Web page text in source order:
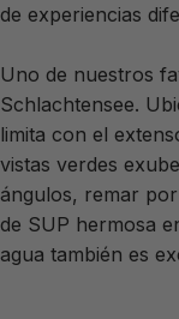
de experiencias
Uno de nuestros
Schlachtensee.
limita con el
vistas verdes
ángulos, remar
de SUP hermosa
agua también es